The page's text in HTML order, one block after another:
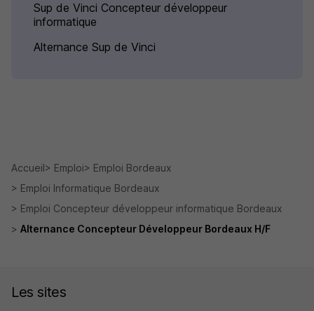
Sup de Vinci Concepteur développeur
informatique
Alternance Sup de Vinci
Accueil Emploi
Emploi Bordeaux
Emploi Informatique Bordeaux
Emploi Concepteur développeur informatique Bordeaux
Alternance Concepteur Développeur Bordeaux H/F
Les sites